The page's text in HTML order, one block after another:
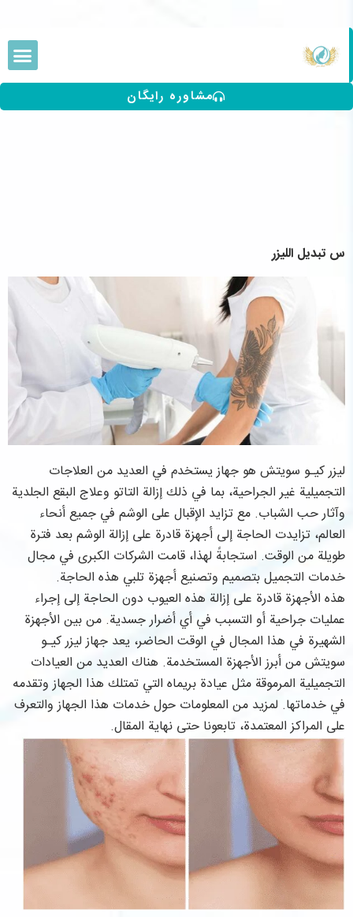
مشاوره رایگان
س تبديل الليزر
ليزر كيـو سويتش هو جهاز يستخدم في العديد من العلاجات
التجميلية غير الجراحية، بما في ذلك إزالة التاتو وعلاج البقع الجلدية
وآثار حب الشباب. مع تزايد الإقبال على الوشم في جميع أنحاء
العالم، تزايدت الحاجة إلى أجهزة قادرة على إزالة الوشم بعد فترة
طويلة من الوقت. استجابةً لهذا، قامت الشركات الكبرى في مجال
خدمات التجميل بتصميم وتصنيع أجهزة تلبي هذه الحاجة.
هذه الأجهزة قادرة على إزالة هذه العيوب دون الحاجة إلى إجراء
عمليات جراحية أو التسبب في أي أضرار جسدية. من بين الأجهزة
الشهيرة في هذا المجال في الوقت الحاضر، يعد جهاز ليزر كيـو
سويتش من أبرز الأجهزة المستخدمة. هناك العديد من العيادات
التجميلية المرموقة مثل عيادة بريماه التي تمتلك هذا الجهاز وتقدمه
في خدماتها. لمزيد من المعلومات حول خدمات هذا الجهاز والتعرف
على المراكز المعتمدة، تابعونا حتى نهاية المقال.